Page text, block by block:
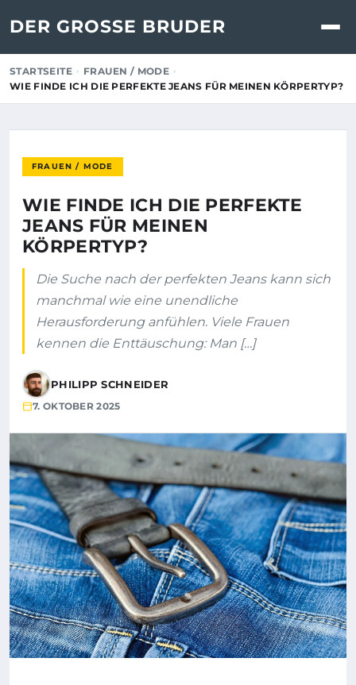
DER GROSSE BRUDER
STARTSEITE
FRAUEN / MODE
WIE FINDE ICH DIE PERFEKTE JEANS FÜR MEINEN KÖRPERTYP?
FRAUEN / MODE
WIE FINDE ICH DIE PERFEKTE
JEANS FÜR MEINEN
KÖRPERTYP?
Die Suche nach der perfekten Jeans kann sich
manchmal wie eine unendliche
Herausforderung anfühlen. Viele Frauen
kennen die Enttäuschung: Man […]
PHILIPP SCHNEIDER
7. OKTOBER 2025